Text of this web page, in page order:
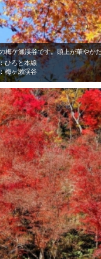
ひろと本線
梅ヶ瀨渓谷